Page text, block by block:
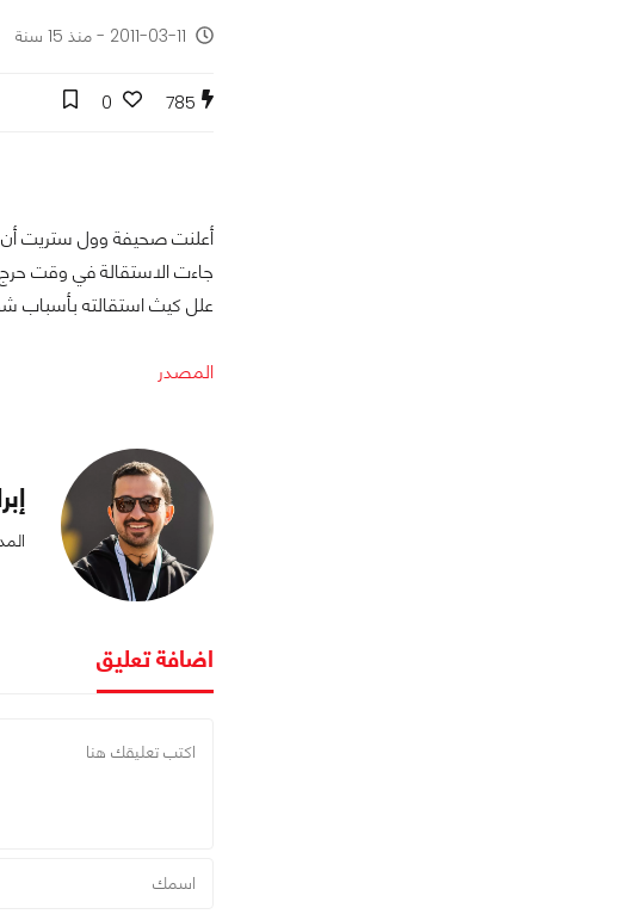
2011-03-11 - منذ 15 سنة
785
0
أعلنت صحيفة وول ستريت أن
جاءت الاستقالة في وقت
علل كيث استقالته بأسباب
المصدر
اضافة تعليق